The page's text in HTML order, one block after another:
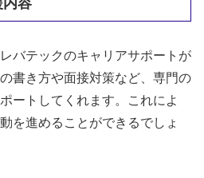
バテックのキャリアサポートが
書き方や面接対策など、専門の
ートしてくれます。これによ
を進めることができるでしょ